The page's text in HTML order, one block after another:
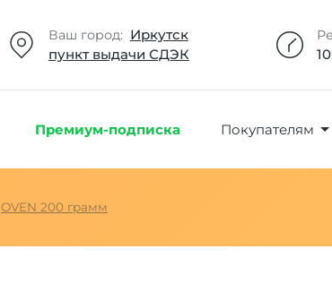
Ваш город: Иркутск
пункт выдачи СДЭК
Премиум-подписка Покупателям
Товар добавлен в
Добавлено максимальное кол-
OVEN 200 грамм